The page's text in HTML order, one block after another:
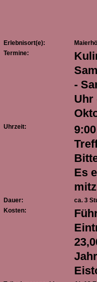
Erlebnisort(e):
Termine:
-
Uhr
Uhrzeit:
Es
Dauer:
ca. 3
Kosten: